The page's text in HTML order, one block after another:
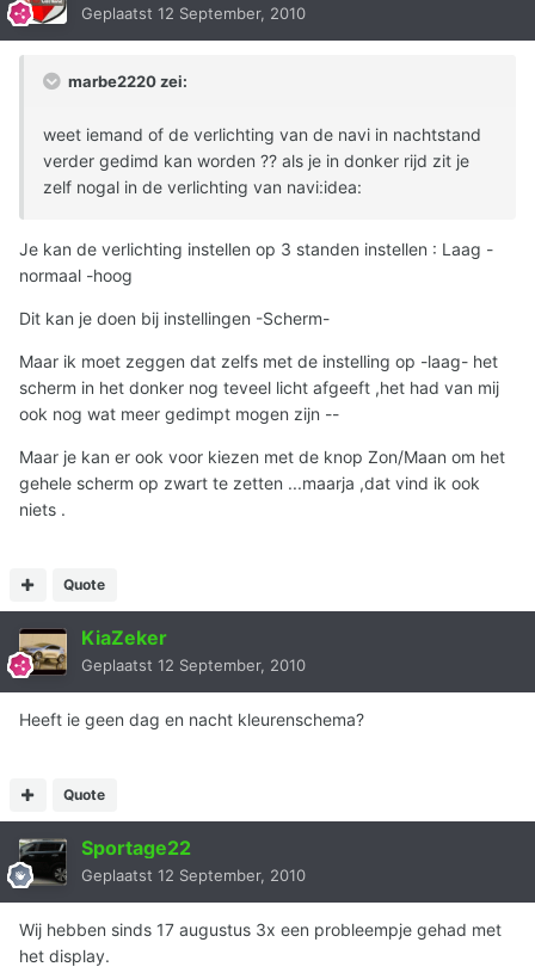
Geplaatst 12 September, 2010
marbe2220 zei:
weet iemand of de verlichting van de navi in nachtstand
verder gedimd kan worden ?? als je in donker rijd zit je
zelf nogal in de verlichting van navi:idea:
Je kan de verlichting instellen op 3 standen instellen : Laag -
normaal -hoog
Dit kan je doen bij instellingen -Scherm-
Maar ik moet zeggen dat zelfs met de instelling op -laag- het
scherm in het donker nog teveel licht afgeeft ,het had van mij
ook nog wat meer gedimpt mogen zijn --
Maar je kan er ook voor kiezen met de knop Zon/Maan om het
gehele scherm op zwart te zetten ...maarja ,dat vind ik ook
niets .
Quote
KiaZeker
Geplaatst 12 September, 2010
Heeft ie geen dag en nacht kleurenschema?
Quote
Sportage22
Geplaatst 12 September, 2010
Wij hebben sinds 17 augustus 3x een probleempje gehad met
het display.